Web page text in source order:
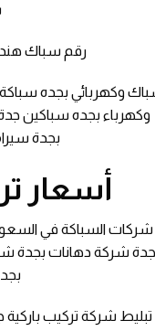
رقم سباك
وكهربائي بجده
وكهرباء بجده سباكين
بجدة
أسعار
شركات السباكة في
شركة دهانات بجدة
تبليط شركة تركيب